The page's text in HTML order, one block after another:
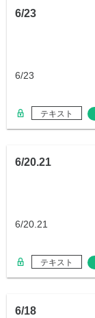
6/23
6/23
テキスト
6/20.21
6/20.21
テキスト
6/18